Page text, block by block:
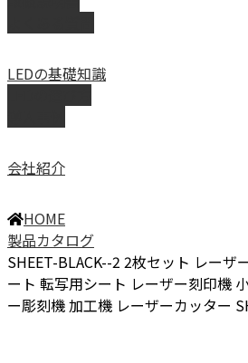
LEDの基礎知識
会社紹介
HOME
製品カタログ
SHEET-BLACK--2 2枚セット レーザ
ート 転写用シート レーザー刻印機
ー彫刻機 加工機 レーザーカッター